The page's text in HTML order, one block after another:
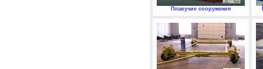
Плавучие сооружения